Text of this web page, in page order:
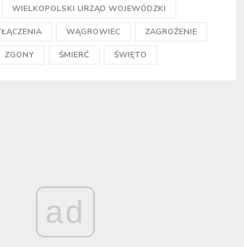
WIELKOPOLSKI URZĄD WOJEWÓDZKI
WĄGROWIEC ZAGROŻENIE
ZGONY ŚMIERĆ ŚWIĘTO
ad